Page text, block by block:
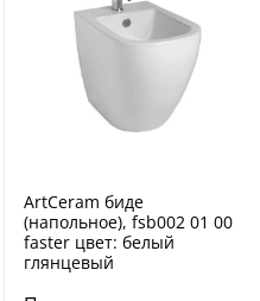
ArtCeram биде
(напольное), fsb002 01 00
faster цвет: белый
глянцевый